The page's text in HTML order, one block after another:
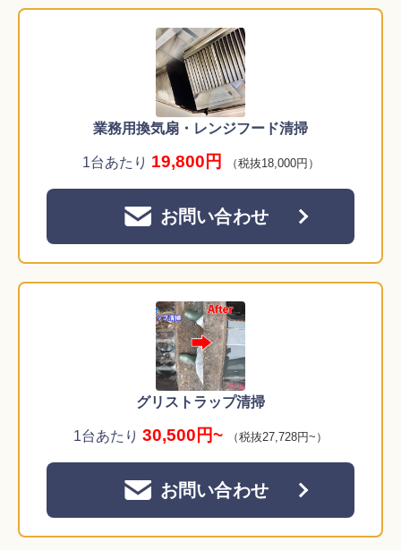
業務用換気扇・レンジフード清掃
1台あたり 19,800円 （税抜18,000円）
お問い合わせ
グリストラップ清掃
1台あたり 30,500円~ （税抜27,728円~）
お問い合わせ